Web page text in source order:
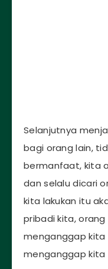
Selanjutnya
bagi orang lain,
bermanfaat, kita
dan selalu dicari
kita lakukan itu
pribadi kita,
menganggap
menganggap kita